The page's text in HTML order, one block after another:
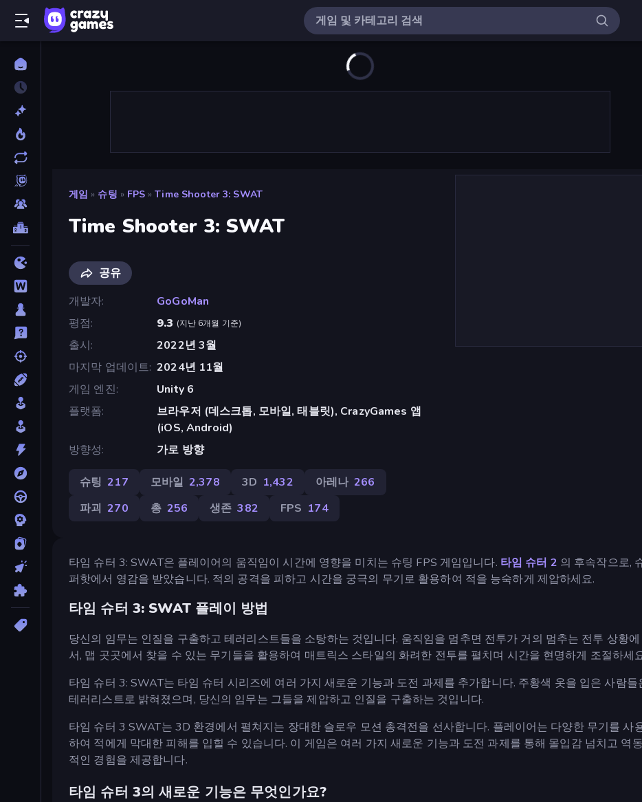
게임 » 슈팅 » FPS » Time Shooter 3: SWAT
Time Shooter 3: SWAT
공유
개발자
GoGoMan
평점
9.3 (지난 6개월 기준)
출시
2022년 3월
마지막 업데이트 2024년 11월
게임 엔진
Unity 6
플랫폼
브라우저 (데스크톱, 모바일, 태블릿), CrazyGames 앱
(iOS, Android)
방향성
가로 방향
슈팅 217 모바일 2,378 3D 1,432 아레나 266
파괴 270 총 256 생존 382 FPS 174
타임 슈터 3: SWAT은 플레이어의 움직임이 시간에 영향을 미치는 슈팅 FPS 게임입니다. 타임 슈터 2 의 후속작으로,
퍼핫에서 영감을 받았습니다. 적의 공격을 피하고 시간을 궁극의 무기로 활용하여 적을 능숙하게 제압하세요.
타임 슈터 3: SWAT 플레이 방법
당신의 임무는 인질을 구출하고 테러리스트들을 소탕하는 것입니다. 움직임을 멈추면 전투가 거의 멈추는 전투 상황에
서, 맵 곳곳에서 찾을 수 있는 무기들을 활용하여 매트릭스 스타일의 화려한 전투를 펼치며 시간을 현명하게 조절하세
타임 슈터 3: SWAT는 타임 슈터 시리즈에 여러 가지 새로운 기능과 도전 과제를 추가합니다. 주황색 옷을 입은 사람들
테러리스트로 밝혀졌으며, 당신의 임무는 그들을 제압하고 인질을 구출하는 것입니다.
타임 슈터 3 SWAT는 3D 환경에서 펼쳐지는 장대한 슬로우 모션 총격전을 선사합니다. 플레이어는 다양한 무기를 사
하여 적에게 막대한 피해를 입힐 수 있습니다. 이 게임은 여러 가지 새로운 기능과 도전 과제를 통해 몰입감 넘치고 역동
적인 경험을 제공합니다.
타임 슈터 3의 새로운 기능은 무엇인가요?